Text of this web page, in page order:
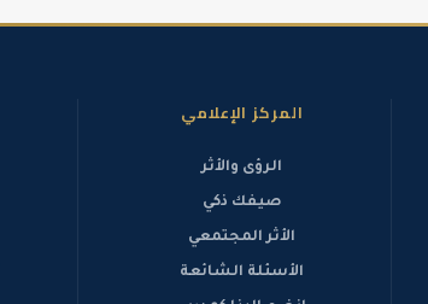
المركز الإعلامي
الرؤى والأثر
صيفك ذكي
الأثر المجتمعي
الأسئلة الشائعة